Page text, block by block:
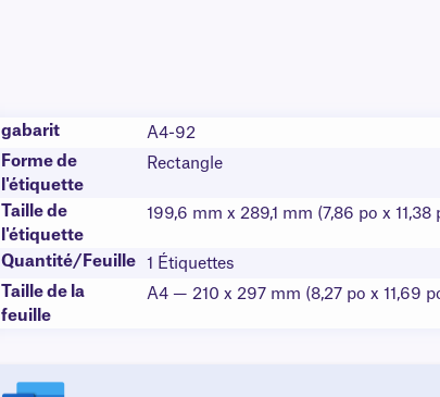
gabarit
A4-92
Forme de
l'étiquette
Rectangle
Taille de
l'étiquette
199,6 mm x 289,1 mm (7,86 po x 11,38
Quantité/Feuille
1 Étiquettes
Taille de la
feuille
A4 — 210 x 297 mm (8,27 po x 11,69